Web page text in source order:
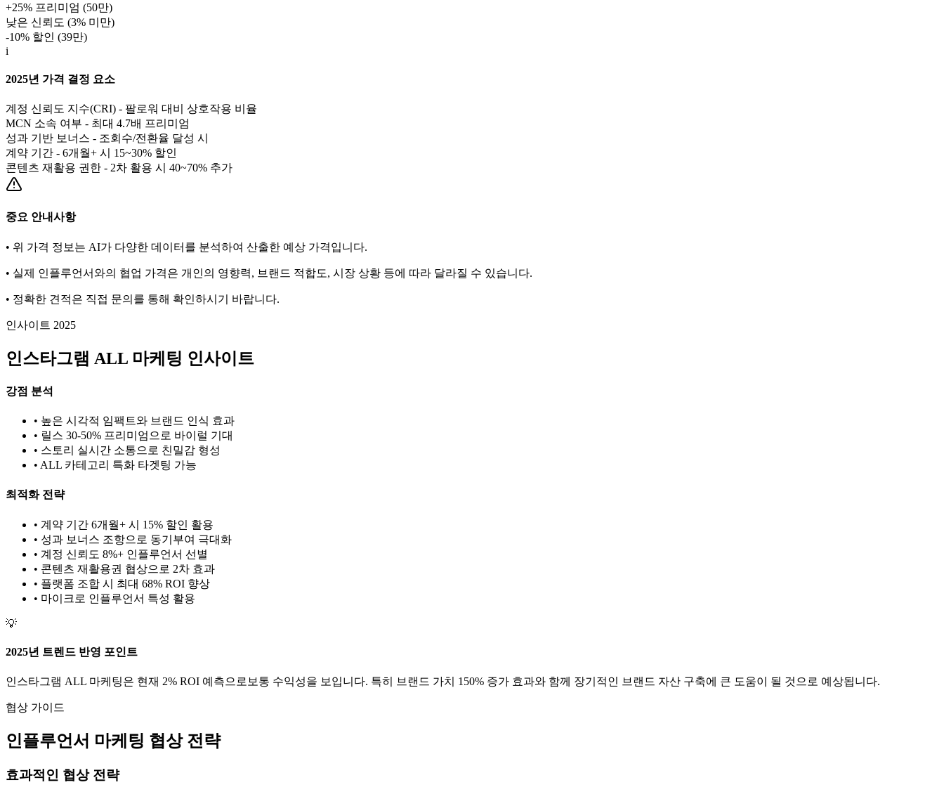
+25% 프리미엄 (50만)
낮은 신뢰도 (3% 미만)
-10% 할인 (39만)
i
2025년 가격 결정 요소
계정 신뢰도 지수(CRI) - 팔로워 대비 상호작용 비율
MCN 소속 여부 - 최대 4.7배 프리미엄
성과 기반 보너스 - 조회수/전환율 달성 시
계약 기간 - 6개월+ 시 15~30% 할인
콘텐츠 재활용 권한 - 2차 활용 시 40~70% 추가
중요 안내사항
• 위 가격 정보는 AI가 다양한 데이터를 분석하여 산출한 예상 가격입니다.
• 실제 인플루언서와의 협업 가격은 개인의 영향력, 브랜드 적합도, 시장 상황 등에 따라 달라질 수 있습니다.
• 정확한 견적은 직접 문의를 통해 확인하시기 바랍니다.
인사이트 2025
인스타그램 ALL 마케팅 인사이트
강점 분석
• 높은 시각적 임팩트와 브랜드 인식 효과
• 릴스 30-50% 프리미엄으로 바이럴 기대
• 스토리 실시간 소통으로 친밀감 형성
• ALL 카테고리 특화 타겟팅 가능
최적화 전략
• 계약 기간 6개월+ 시 15% 할인 활용
• 성과 보너스 조항으로 동기부여 극대화
• 계정 신뢰도 8%+ 인플루언서 선별
• 콘텐츠 재활용권 협상으로 2차 효과
• 플랫폼 조합 시 최대 68% ROI 향상
• 마이크로 인플루언서 특성 활용
💡
2025년 트렌드 반영 포인트
인스타그램 ALL 마케팅은 현재 2% ROI 예측으로 보통 수익성을 보입니다. 특히 브랜드 가치 150% 증가 효과와 함께 장기적인 브랜드 자산 구축에 큰 도움이 될 것으로 예상됩니다.
협상 가이드
인플루언서 마케팅 협상 전략
효과적인 협상 전략